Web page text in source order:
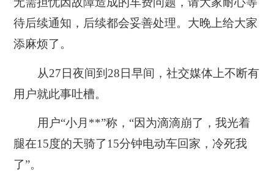
待后续通知，后续都会妥善处理。大晚上给大家
添麻烦了。
从27日夜间到28日早间，社交媒体上不断有
用户就此事吐槽。
用户“小月**”称，“因为滴滴崩了，我光着
腿在15度的天骑了15分钟电动车回家，冷死我
了”。